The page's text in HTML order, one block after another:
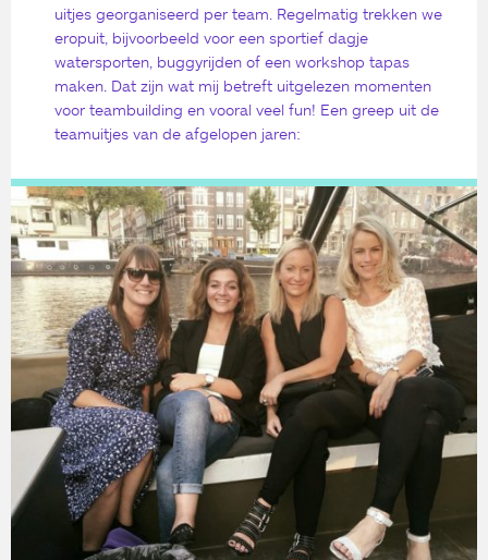
uitjes georganiseerd per team. Regelmatig trekken we
eropuit, bijvoorbeeld voor een sportief dagje
watersporten, buggyrijden of een workshop tapas
maken. Dat zijn wat mij betreft uitgelezen momenten
voor teambuilding en vooral veel fun! Een greep uit de
teamuitjes van de afgelopen jaren: